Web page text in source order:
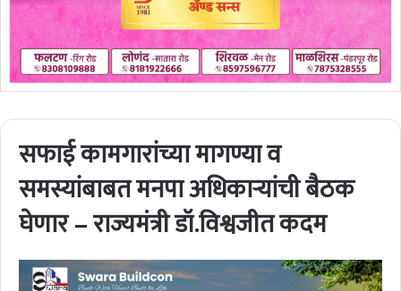
सफाई कामगारांच्या मागण्या व
समस्यांबाबत मनपा अधिकाऱ्यांची बैठक
घेणार – राज्यमंत्री डॉ.विश्वजीत कदम